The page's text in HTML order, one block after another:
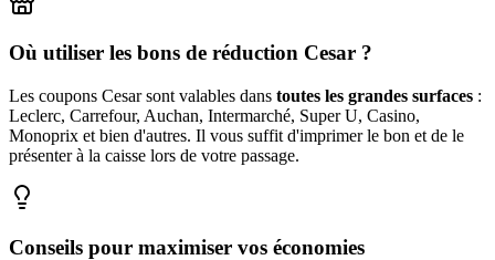
Où utiliser les bons de réduction Cesar ?
Les coupons Cesarsont valables dans toutes les grandes surfaces :
Leclerc, Carrefour, Auchan, Intermarché, Super U, Casino,
Monoprix et bien d'autres. Il vous suffit d'imprimer le bon et de le
présenter à la caisse lors de votre passage.
Conseils pour maximiser vos économies